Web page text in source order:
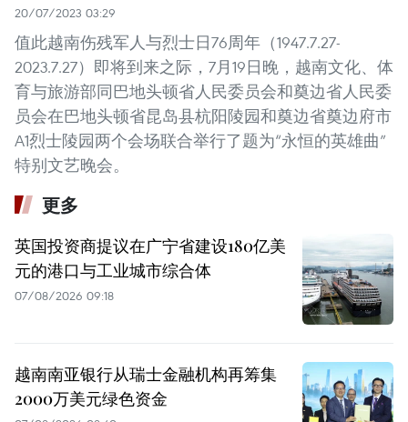
20/07/2023 03:29
值此越南伤残军人与烈士日76周年（1947.7.27-
2023.7.27）即将到来之际，7月19日晚，越南文化、体
育与旅游部同巴地头顿省人民委员会和奠边省人民委
员会在巴地头顿省昆岛县杭阳陵园和奠边省奠边府市
A1烈士陵园两个会场联合举行了题为“永恒的英雄曲”
特别文艺晚会。
更多
英国投资商提议在广宁省建设180亿美
元的港口与工业城市综合体
07/08/2026 09:18
越南南亚银行从瑞士金融机构再筹集
2000万美元绿色资金